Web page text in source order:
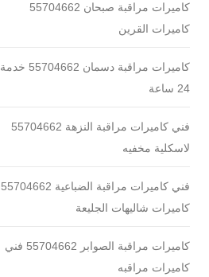
كاميرات مراقبة صبحان 55704662
كاميرات القرين
كاميرات مراقبة دسمان 55704662 خدمة
24 ساعة
فني كاميرات مراقبة النزهة 55704662
لاسكلية مخفيه
فني كاميرات مراقبة الضباعية 55704662
كاميرات شاليهات الجليعة
كاميرات مراقبة الصوابر 55704662 فني
كاميرات مراقبه